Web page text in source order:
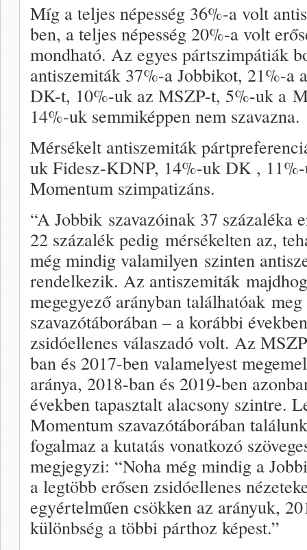
Míg a teljes népesség 36%-a volt
ben, a teljes népesség 20%-a volt
mondható. Az egyes pártszimpátiák
antiszemiták 37%-a Jobbikot, 21%-
DK-t, 10%-uk az MSZP-t, 5%-uk a
14%-uk semmiképpen nem szavazna.
Mérsékelt antiszemiták
uk Fidesz-KDNP, 14%-uk DK ,
Momentum szimpatizáns.
“A Jobbik szavazóinak 37 százaléka
22 százalék pedig mérsékelten az,
még mindig valamilyen szinten
rendelkezik. Az antiszemiták
megegyező arányban találhatóak
szavazótáborában – a korábbi
zsidóellenes válaszadó volt. Az
ban és 2017-ben valamelyest
aránya, 2018-ban és 2019-ben
években tapasztalt alacsony szintre.
Momentum szavazótáborában
fogalmaz a kutatás vonatkozó
megjegyzi: “Noha még mindig a
a legtöbb erősen zsidóellenes
egyértelműen csökken az arányuk,
különbség a többi párthoz képest.”